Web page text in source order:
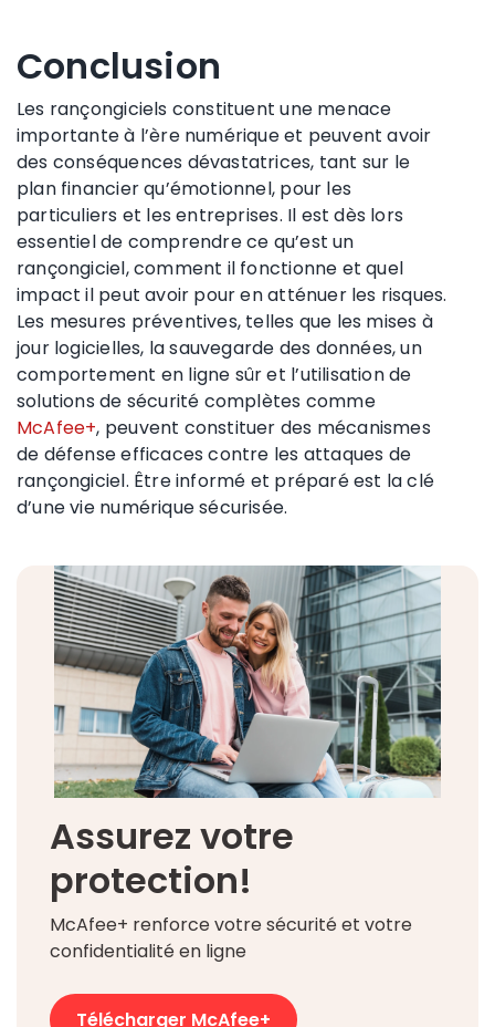
Conclusion
Les rançongiciels constituent une menace
importante à l’ère numérique et peuvent avoir
des conséquences dévastatrices, tant sur le
plan financier qu’émotionnel, pour les
particuliers et les entreprises. Il est dès lors
essentiel de comprendre ce qu’est un
rançongiciel, comment il fonctionne et quel
impact il peut avoir pour en atténuer les risques.
Les mesures préventives, telles que les mises à
jour logicielles, la sauvegarde des données, un
comportement en ligne sûr et l’utilisation de
solutions de sécurité complètes comme
McAfee+, peuvent constituer des mécanismes
de défense efficaces contre les attaques de
rançongiciel. Être informé et préparé est la clé
d’une vie numérique sécurisée.
Assurez votre
protection!
McAfee+ renforce votre sécurité et votre
confidentialité en ligne
Télécharger McAfee+